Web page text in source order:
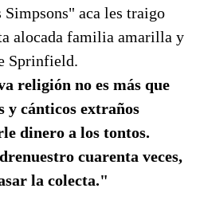
Simpsons" aca les traigo
alocada familia amarilla y
Sprinfield.
religión no es más que
y cánticos extraños
dinero a los tontos.
cuarenta veces,
la colecta."